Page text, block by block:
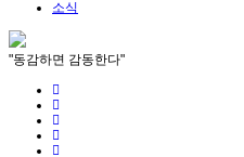
소식
"동감하면 감동한다"